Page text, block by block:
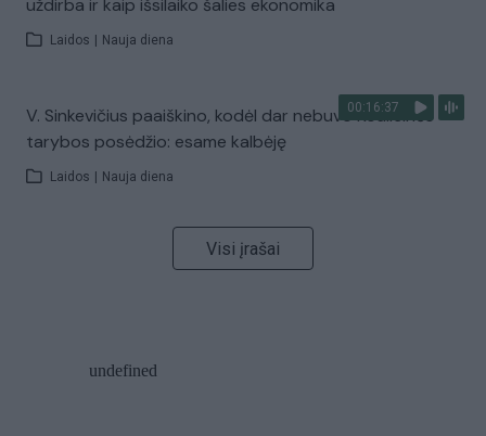
uždirba ir kaip išsilaiko šalies ekonomika
Laidos Nauja diena
00:16:37
V. Sinkevičius paaiškino, kodėl dar nebuvo Koalicinės
tarybos posėdžio: esame kalbėję
Laidos Nauja diena
Visi įrašai